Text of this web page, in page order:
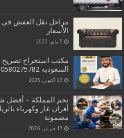
مراحل نقل العفش في
الأسعار
5 مايو، 2023
مكتب استخراج تصريح
السعودية‎0580275782 ‎‏ ‏
23 أكتوبر، 2025
نجم المملكة – أفضل
أفران غاز وكهرباء
مضمونة
17 فبراير، 2026